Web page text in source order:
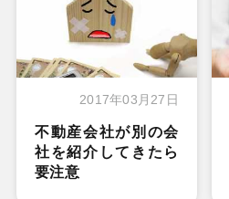
2017年03月27日
不動産会社が別の会
社を紹介してきたら
要注意